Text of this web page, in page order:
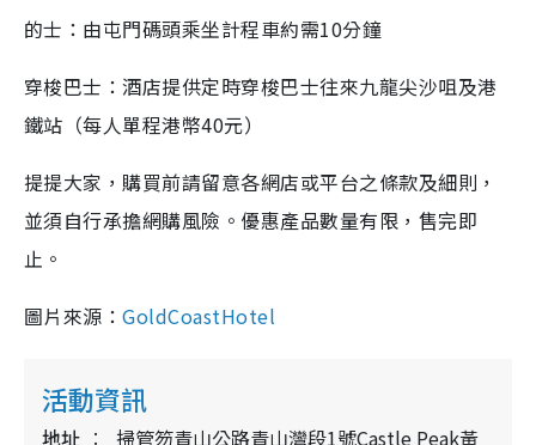
的士：由屯門碼頭乘坐計程車約需10分鐘
穿梭巴士：酒店提供定時穿梭巴士往來九龍尖沙咀及港
鐵站（每人單程港幣40元）
提提大家，購買前請留意各網店或平台之條款及細則，
並須自行承擔網購風險。優惠產品數量有限，售完即
止。
圖片來源：GoldCoastHotel
活動資訊
地址
掃管笏青山公路青山灣段1號Castle Peak黃